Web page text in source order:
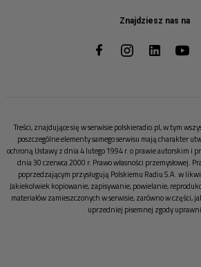
Znajdziesz nas na
Treści, znajdujące się w serwisie polskieradio.pl, w tym
poszczególne elementy samego serwisu mają charakter
ochroną Ustawy z dnia 4 lutego 1994 r. o prawie autorskim i
dnia 30 czerwca 2000 r. Prawo własności przemysłowej.
poprzedzającym przysługują Polskiemu Radiu S.A. w
Jakiekolwiek kopiowanie, zapisywanie, powielanie,
materiałów zamieszczonych w serwisie, zarówno w części,
uprzedniej pisemnej zgody